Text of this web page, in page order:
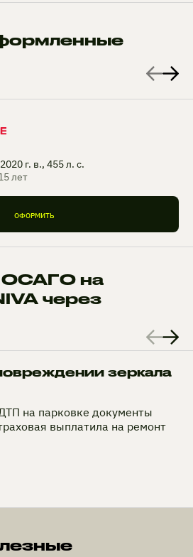
г. в., 455 л. с.
лет
ОФОРМИТЬ
ОСАГО на
через
зеркала
на парковке документы
выплатила на ремонт